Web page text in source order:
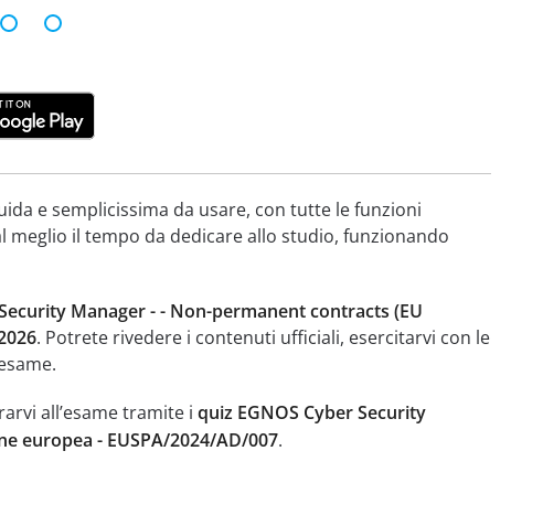
e semplicissima da usare, con tutte le funzioni
il tempo da dedicare allo studio, funzionando
Security Manager - - Non-permanent contracts (EU
. Potrete rivedere i contenuti ufficiali, esercitarvi con le
all’esame tramite i quiz EGNOS Cyber Security
europea - EUSPA/2024/AD/007.